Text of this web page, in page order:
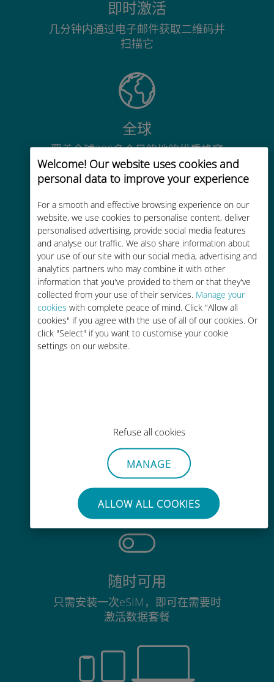
Welcome! Our website uses cookies and
personal data to improve your experience
For a smooth and effective browsing experience on our
website, we use cookies to personalise content, deliver
personalised advertising, provide social media features
and analyse our traffic. We also share information about
your use of our site with our social media, advertising and
analytics partners who may combine it with other
information that you've provided to them or that they've
collected from your use of their services. Manage your
cookies with complete peace of mind. Click "Allow all
cookies" if you agree with the use of all of our cookies. Or
click "Select" if you want to customise your cookie
settings on our website.
Refuse all cookies
MANAGE
ALLOW ALL COOKIES
即时激活
几分钟内通过电子邮件获取二维码并
扫描它
全球
覆盖全球200多个目的地的优质蜂窝
网络连接
经济实惠
比现有运营商的漫游费便宜高达90%
轻松充值
毫不费力
无需取出您现有的SIM卡
随时可用
只需安装一次eSIM，即可在需要时
激活数据套餐